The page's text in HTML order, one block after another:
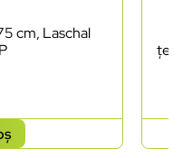
cm, Laschal